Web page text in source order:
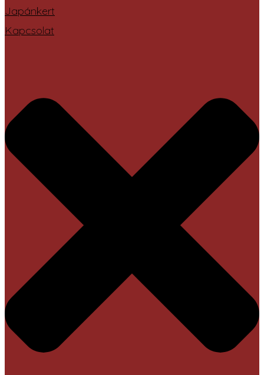
Japánkert
Kapcsolat